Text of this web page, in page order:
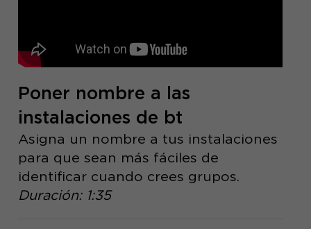
Poner nombre a las
instalaciones de bt
Asigna un nombre a tus instalaciones
para que sean más fáciles de
identificar cuando crees grupos.
Duración: 1:35